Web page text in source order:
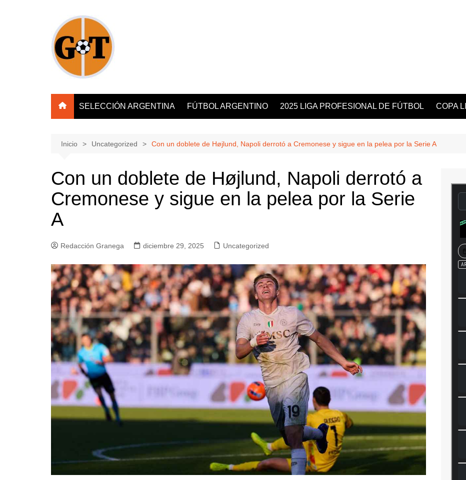
SELECCIÓN ARGENTINA FÚTBOL ARGENTINO 2025 LIGA PROFESIONAL DE FÚTBOL COPA
Inicio Uncategorized Con un doblete de Højlund, Napoli derrotó a Cremonese y sigue en la pelea por la Serie A
Con un doblete de Højlund, Napoli derrotó a
Cremonese y sigue en la pelea por la Serie
A
Redacción Granega diciembre 29, 2025 Uncategorized